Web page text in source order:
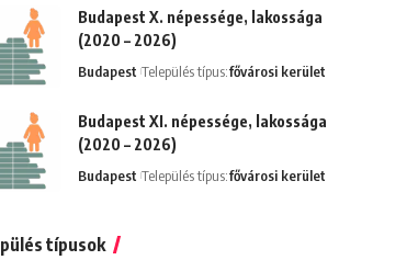
Budapest X. népessége, lakossága
(2020 – 2026)
Budapest Település típus:fővárosi kerület
Budapest XI. népessége, lakossága
(2020 – 2026)
Budapest Település típus:fővárosi kerület
típusok